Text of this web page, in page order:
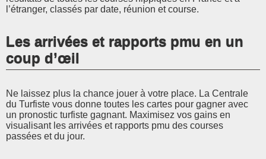
l’étranger, classés par date, réunion et course.
Les arrivées et rapports pmu en un
coup d’œil
Ne laissez plus la chance jouer à votre place. La Centrale
du Turfiste vous donne toutes les cartes pour gagner avec
un pronostic turfiste gagnant. Maximisez vos gains en
visualisant les arrivées et rapports pmu des courses
passées et du jour.